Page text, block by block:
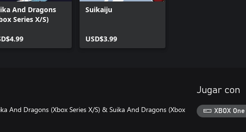
And Dragons
Series X/S)
Suikaiju
USD$3.99
And Dragons (Xbox Series X/S) & Suika And Dragons (Xbox
Jugar con
XBOX One